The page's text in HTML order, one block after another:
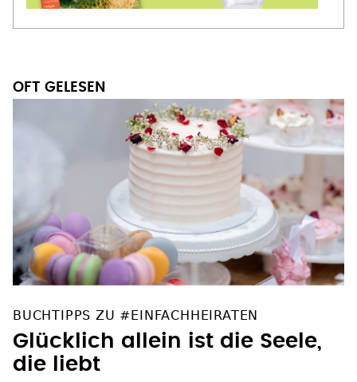
OFT GELESEN
BUCHTIPPS ZU #EINFACHHEIRATEN
Glücklich allein ist die Seele,
die liebt